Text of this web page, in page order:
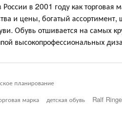
в 2001 году как торговая
и цены, богатый
Обувь отшивается на самых
высокопрофессиональных
планирование
марка детская обувь Ralf